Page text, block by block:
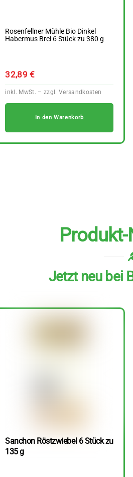
Rosenfellner Mühle Bio Dinkel
Habermus Brei 6 Stück zu 380 g
32,89€
In den Warenkorb
Jetzt neu bei
Sanchon Röstzwiebel 6 Stück zu
135 g